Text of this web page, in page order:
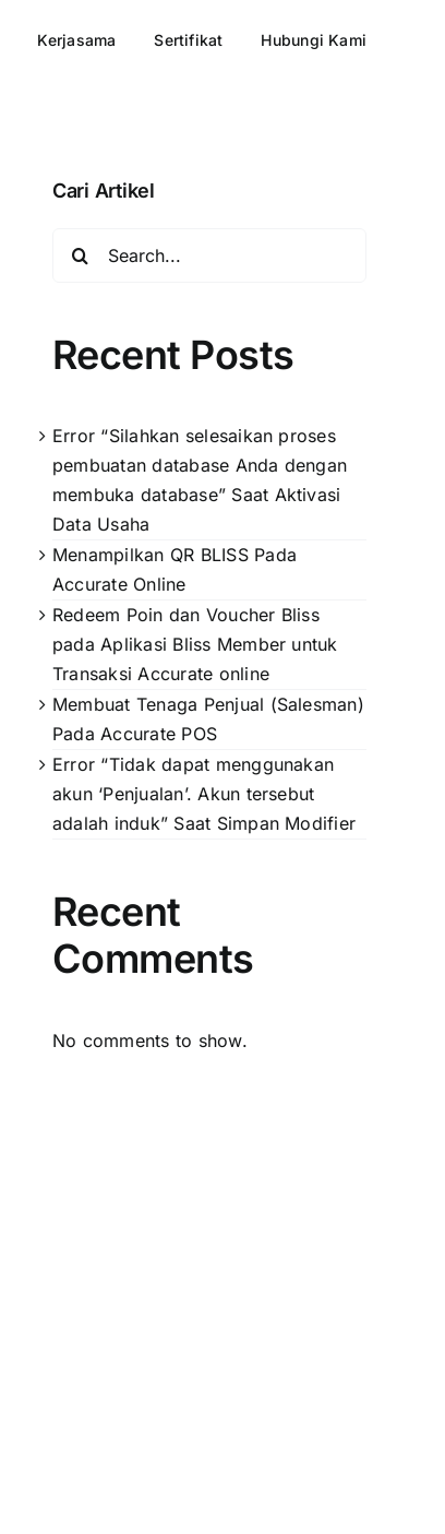
Kerjasama Sertifikat Hubungi Kami
Cari Artikel
Recent Posts
Error “Silahkan selesaikan proses
pembuatan database Anda dengan
membuka database” Saat Aktivasi
Data Usaha
Menampilkan QR BLISS Pada
Accurate Online
Redeem Poin dan Voucher Bliss
pada Aplikasi Bliss Member untuk
Transaksi Accurate online
Membuat Tenaga Penjual (Salesman)
Pada Accurate POS
Error “Tidak dapat menggunakan
akun ‘Penjualan’. Akun tersebut
adalah induk” Saat Simpan Modifier
Recent
Comments
No comments to show.